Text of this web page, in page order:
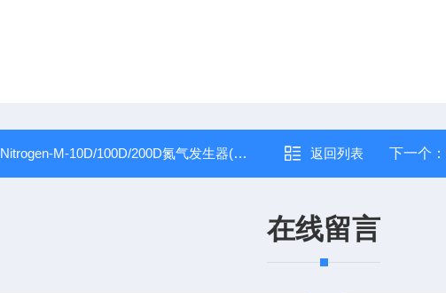
Nitrogen-M-10D/100D/200D氮气发生器(氮吹仪专用) 返回列表 下一个：
在线留言